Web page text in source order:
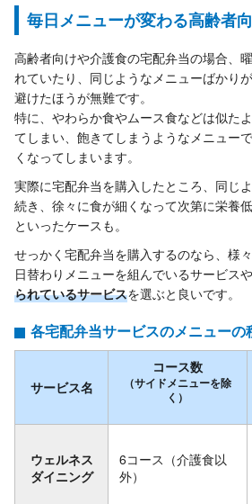
毎日メニューが変わる高齢者
高齢者向けや介護食の宅配弁当の場合、
れていたり、同じようなメニューばかり
避けたほうが無難です。
特に、やわらか食やムース食などは似た
てしまい、飽きてしまうようなメニュー
くなってしまいます。
実際に宅配弁当を購入したところ、同じ
続き、徐々に食が細くなって次第に栄養
といったケースも。
せっかく宅配弁当を購入するのなら、様
日替わりメニューを組んでいるサービスや
られているサービスを選ぶと良いです。
各宅配弁当サービスのメニューの
サービス名
コース数
（サイドメニューを除
く）
ウェルネス
ダイニング
6コース（介護食以
外）